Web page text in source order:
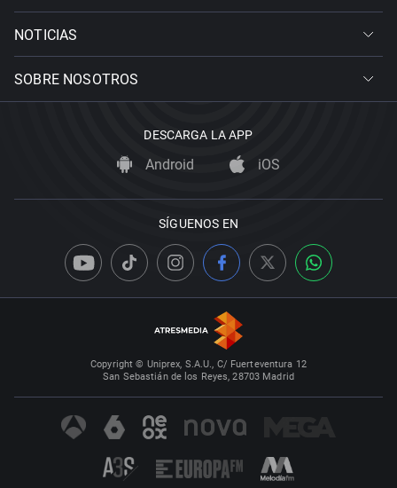
NOTICIAS
SOBRE NOSOTROS
DESCARGA LA APP
Android iOS
SÍGUENOS EN
Copyright © Uniprex, S.A.U., C/ Fuerteventura 12
San Sebastián de los Reyes, 28703 Madrid